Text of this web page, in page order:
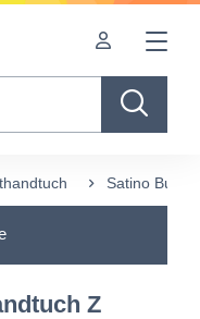
Satino
Z